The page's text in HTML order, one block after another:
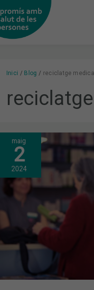
Inici Blog reciclatge
maig
2
2024
FARMÀCIES
DE
BARCELONA
CONSCIENCIARAN
SOBRE
IMPORTÀNCIA
DEL
DELS
INHALADORS
EL
SEU
EL
PUNT